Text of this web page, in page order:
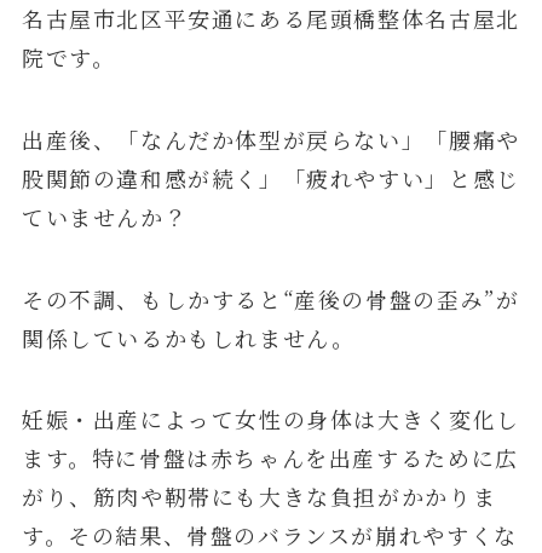
名古屋市北区平安通にある尾頭橋整体名古屋北
院です。
出産後、「なんだか体型が戻らない」「腰痛や
股関節の違和感が続く」「疲れやすい」と感じ
ていませんか？
その不調、もしかすると“産後の骨盤の歪み”が
関係しているかもしれません。
妊娠・出産によって女性の身体は大きく変化し
ます。特に骨盤は赤ちゃんを出産するために広
がり、筋肉や靭帯にも大きな負担がかかりま
す。その結果、骨盤のバランスが崩れやすくな